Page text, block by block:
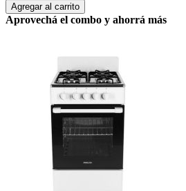
Agregar al carrito
Aprovechá el combo y ahorrá más